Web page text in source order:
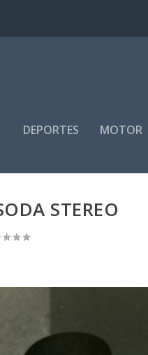
DEPORTES MOTOR
STEREO